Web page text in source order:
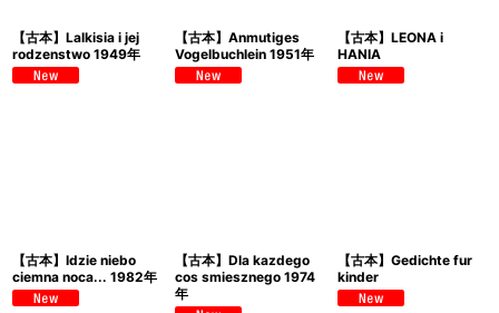
【古本】Lalkisia i jej
rodzenstwo 1949年
【古本】Anmutiges
Vogelbuchlein 1951年
【古本】LEONA i
HANIA
【古本】Idzie niebo
ciemna noca... 1982年
【古本】Dla kazdego
cos smiesznego 1974
年
【古本】Gedichte fur
kinder